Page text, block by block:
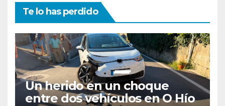
Te lo has perdido
Un herido en un choque
entre dos vehículos en O Hío